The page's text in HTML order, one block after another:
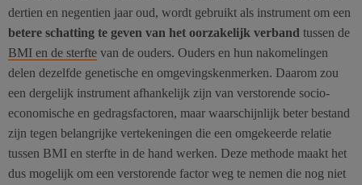
dertien en negentien jaar oud, wordt gebruikt als instrument om een
betere schatting te geven van het oorzakelijk verband tussen de
BMI en de sterfte van de ouders. Ouders en hun nakomelingen
delen dezelfde genetische en omgevingskenmerken. Daarom zou
een dergelijk instrument afhankelijk zijn van verstorende socio-
economische en gedragsfactoren, maar waarschijnlijk beter bestand
zijn tegen belangrijke vertekeningen die een omgekeerde relatie
tussen BMI en sterfte in de hand werken. Deze methode maakt het
dus mogelijk om een verstorende factor weg te nemen die nog niet